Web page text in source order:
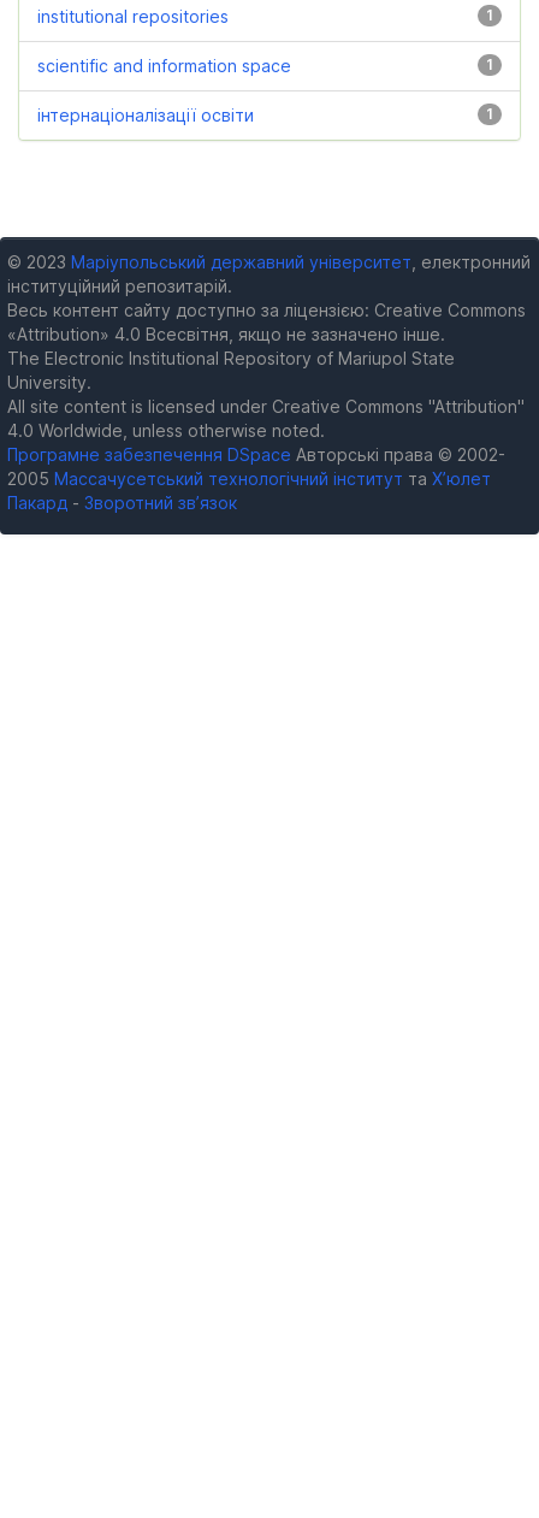
1
institutional repositories
1
scientific and information space
1
інтернаціоналізації освіти
© 2023 Маріупольський державний університет , електронний
інституційний репозитарій.
Весь контент сайту доступно за ліцензією: Creative Commons
«Attribution» 4.0 Всесвітня, якщо не зазначено інше.
The Electronic Institutional Repository of Mariupol State
University.
All site content is licensed under Creative Commons "Attribution"
4.0 Worldwide, unless otherwise noted.
Програмне забезпечення DSpace Авторські права © 2002-
2005 Массачусетський технологічний інститут та Х’юлет
Пакард - Зворотний зв’язок